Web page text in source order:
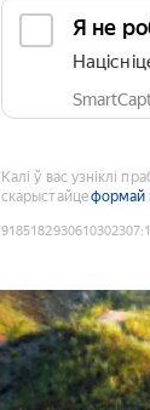
Я не
Калі ў вас узніклі
скарыстайцеформай
9185182930610302307: